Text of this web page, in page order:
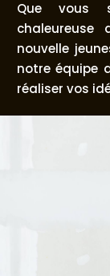
Que vous
nouvelle
notre équipe
réaliser vos